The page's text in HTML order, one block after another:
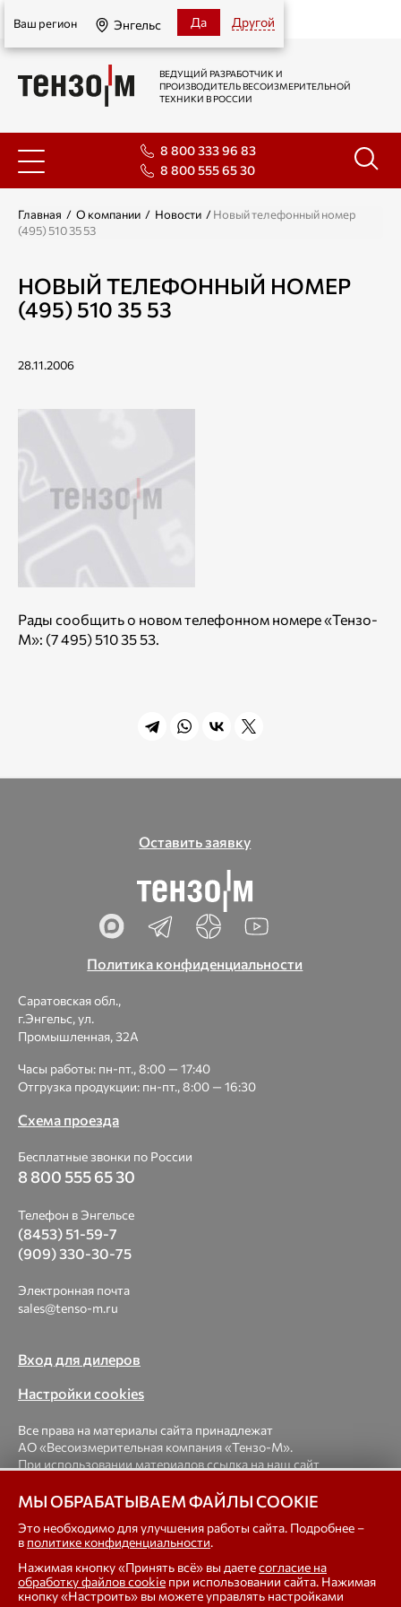
Энгельс
Ваш регион Энгельс Да Другой
ВЕДУЩИЙ РАЗРАБОТЧИК И
ПРОИЗВОДИТЕЛЬ ВЕСОИЗМЕРИТЕЛЬНОЙ
ТЕХНИКИ В РОССИИ
8 800 333 96 83
8 800 555 65 30
Главная / О компании / Новости /Новый телефонный номер
(495) 510 35 53
НОВЫЙ ТЕЛЕФОННЫЙ НОМЕР
(495) 510 35 53
28.11.2006
Рады сообщить о новом телефонном номере «Тензо-
М»: (7 495) 510 35 53.
Оставить заявку
Политика конфиденциальности
Саратовская обл.,
г.Энгельс, ул.
Промышленная, 32А
Часы работы: пн-пт., 8:00 — 17:40
Отгрузка продукции: пн-пт., 8:00 — 16:30
Схема проезда
Бесплатные звонки по России
8 800 555 65 30
Телефон в Энгельсе
(8453) 51-59-7
(909) 330-30-75
Электронная почта
sales@tenso-m.ru
Вход для дилеров
Настройки cookies
Все права на материалы сайта принадлежат
АО «Весоизмерительная компания «Тензо-М».
При использовании материалов ссылка на наш сайт
© 1998-2026 Весоизмерительная компания «Тензо-М» —
платформенные, крановые, вагонные, бункерные,
автомобильные весы, весовые дозаторы для фасовки,
тензодатчики
МЫ ОБРАБАТЫВАЕМ ФАЙЛЫ COOKIE
Это необходимо для улучшения работы сайта. Подробнее –
в политике конфиденциальности.
Нажимая кнопку «Принять всё» вы даетесогласие на
обработку файлов cookie при использовании сайта. Нажимая
кнопку «Настроить» вы можете управлять настройками